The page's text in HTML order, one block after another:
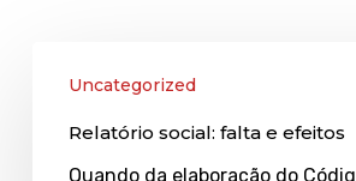
social:
falta
Uncategorized
Relatório social: falta e efeitos
Quando da elaboração do